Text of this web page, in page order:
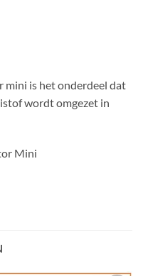
mini is het onderdeel dat
wordt omgezet in
Mini